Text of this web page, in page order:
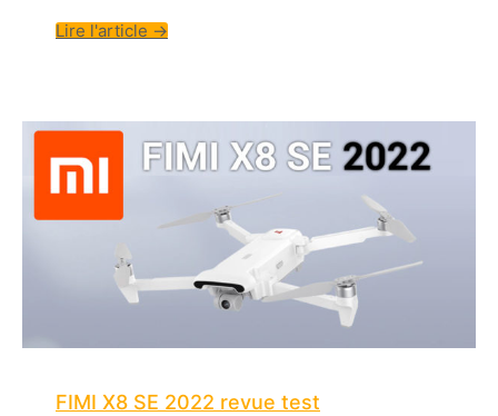
Lire l'article →
FIMI X8 SE 2022 revue test